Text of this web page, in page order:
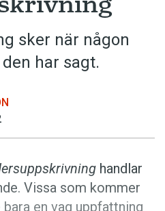
sker när någon
har sagt.
handlar
Vissa som kommer
en vag uppfattning